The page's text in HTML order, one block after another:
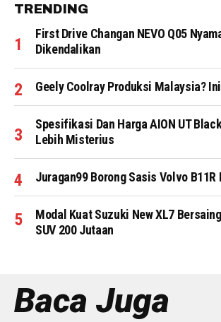
TRENDING
First Drive Changan NEVO Q05
Dikendalikan
Geely Coolray Produksi Malaysia?
Spesifikasi Dan Harga AION UT
Lebih Misterius
Juragan99 Borong Sasis Volvo B11R
Modal Kuat Suzuki New XL7
SUV 200 Jutaan
Baca Juga